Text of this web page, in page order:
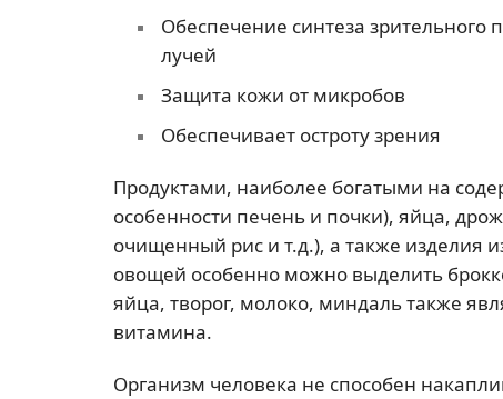
Обеспечение синтеза зрительного
лучей
Защита кожи от микробов
Обеспечивает остроту зрения
Продуктами, наиболее богатыми на
особенности печень и почки), яйца,
очищенный рис и т.д.), а также изделия
овощей особенно можно выделить
яйца, творог, молоко, миндаль также
витамина.
Организм человека не способен